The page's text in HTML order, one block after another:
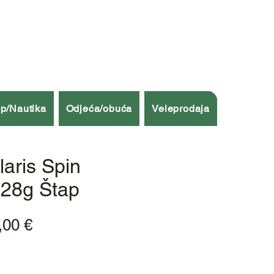
Nautika Odjeća/obuća Veleprodaja
Spin
Štap
€Cijena